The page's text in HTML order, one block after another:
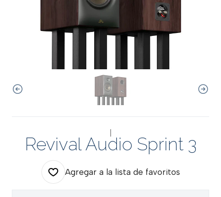
|
Revival Audio Sprint 3
Agregar a la lista de favoritos